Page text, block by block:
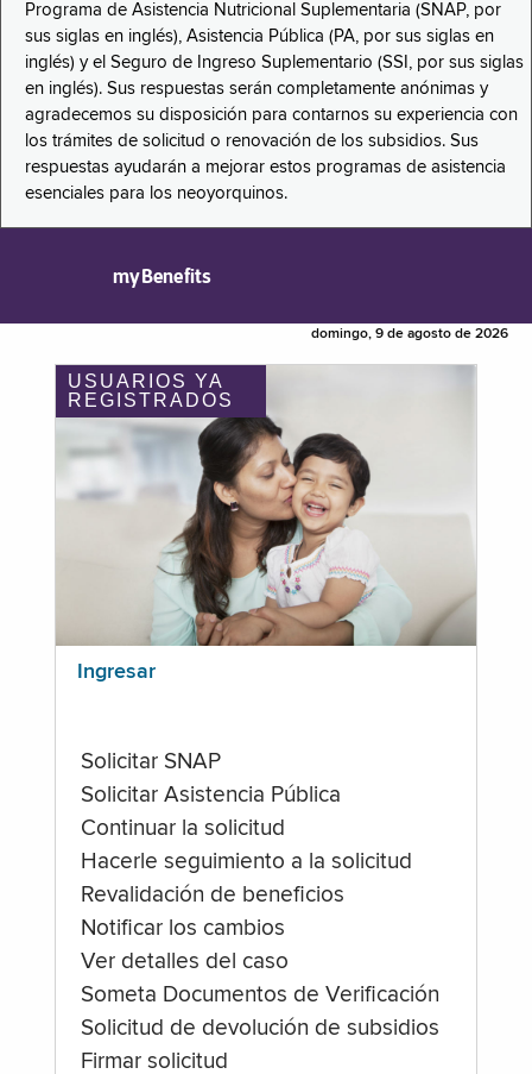
Programa de Asistencia Nutricional Suplementaria (SNAP, por
sus siglas en inglés), Asistencia Pública (PA, por sus siglas en
inglés) y el Seguro de Ingreso Suplementario (SSI, por sus siglas
en inglés). Sus respuestas serán completamente anónimas y
agradecemos su disposición para contarnos su experiencia con
los trámites de solicitud o renovación de los subsidios. Sus
respuestas ayudarán a mejorar estos programas de asistencia
esenciales para los neoyorquinos.
myBenefits
domingo, 9 de agosto de 2026
USUARIOS YA
REGISTRADOS
Ingresar
Solicitar SNAP
Solicitar Asistencia Pública
Continuar la solicitud
Hacerle seguimiento a la solicitud
Revalidación de beneficios
Notificar los cambios
Ver detalles del caso
Someta Documentos de Verificación
Solicitud de devolución de subsidios
Firmar solicitud